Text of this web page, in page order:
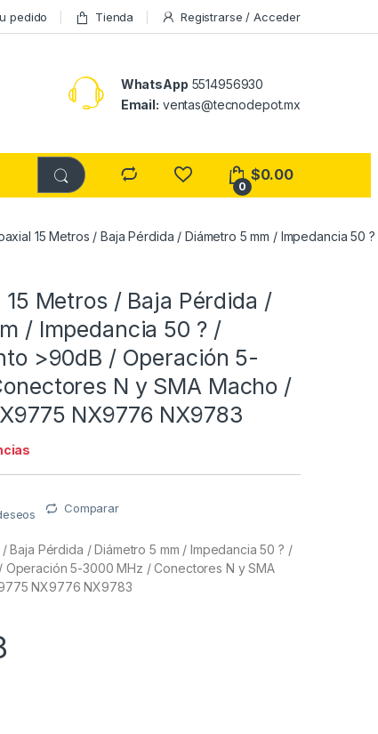
pedido Tienda Registrarse / Acceder
WhatsApp 5514956930
Email: ventas@tecnodepot.mx
0
$0.00
15 Metros / Baja Pérdida / Diámetro 5 mm / Impedancia
15 Metros / Baja Pérdida /
/ Impedancia 50 ? /
>90dB / Operación 5-
N y SMA Macho /
NX9776 NX9783
Comparar
Baja Pérdida / Diámetro 5 mm / Impedancia 50 ? /
Operación 5-3000 MHz / Conectores N y SMA
NX9776 NX9783